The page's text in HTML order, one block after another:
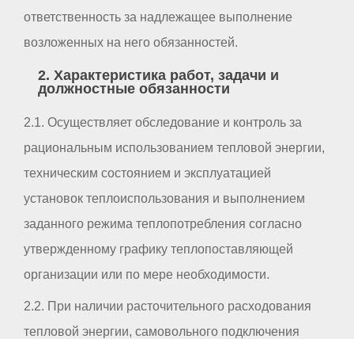
ответственность за надлежащее выполнение
возложенных на него обязанностей.
2. Характеристика работ, задачи и
должностные обязанности
2.1. Осуществляет обследование и контроль за
рациональным использованием тепловой энергии,
техническим состоянием и эксплуатацией
установок теплоиспользования и выполнением
заданного режима теплопотребления согласно
утвержденному графику теплопоставляющей
организации или по мере необходимости.
2.2. При наличии расточительного расходования
тепловой энергии, самовольного подключения